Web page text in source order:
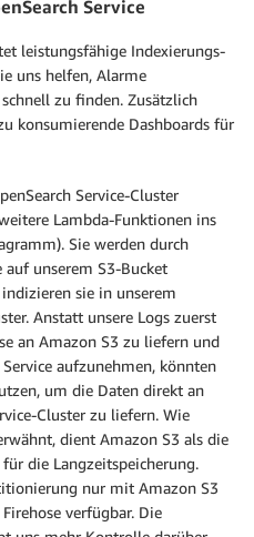
Service
leistungsfähige Indexierungs-
uns helfen, Alarme
zu finden. Zusätzlich
konsumierende Dashboards für
Service-Cluster
Lambda-Funktionen ins
Sie werden durch
unserem S3-Bucket
sie in unserem
Anstatt unsere Logs zuerst
an Amazon S3 zu liefern und
aufzunehmen, könnten
um die Daten direkt an
Cluster zu liefern. Wie
dient Amazon S3 als die
die Langzeitspeicherung.
nur mit Amazon S3
verfügbar. Die